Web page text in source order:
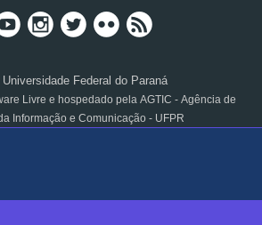
Federal do Paraná
Livre e hospedado pela AGTIC - Agência de
Informação e Comunicação - UFPR